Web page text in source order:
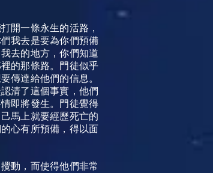
開一條永生的活路，
我去是要為你們預備
去的地方，你們知道
的那條路。門徒似乎
傳達給他們的信息。
清了這個事實，他們
即將發生。門徒覺得
馬上就要經歷死亡的
心有所預備，得以面
動，而使得他們非常